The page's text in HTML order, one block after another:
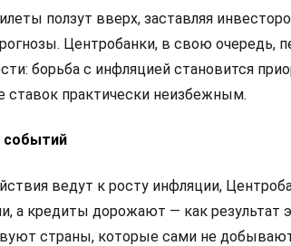
ползут вверх, заставляя
Центробанки, в свою очередь,
борьба с инфляцией становится
практически неизбежным.
событий
ведут к росту инфляции,
а кредиты дорожают — как результат
страны, которые сами не